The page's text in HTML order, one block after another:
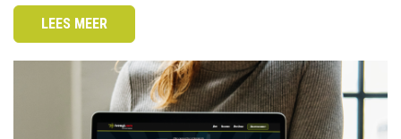
LEES MEER